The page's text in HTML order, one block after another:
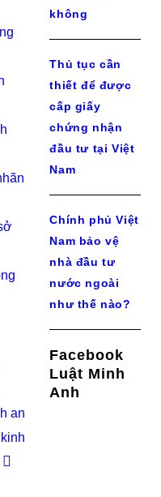
an
không
Thủ tục cần
thiết để được
cấp giấy
chứng nhận
đầu tư tại Việt
Nam
Chính phủ Việt
Nam bảo vệ
nhà đầu tư
nước ngoài
như thế nào?
Facebook
Luật Minh
Anh